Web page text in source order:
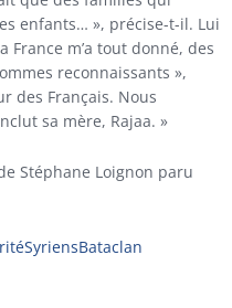
enfants… », précise-t-il. Lui
France m’a tout donné, des
reconnaissants »,
des Français. Nous
sa mère, Rajaa. »
Stéphane Loignon paru